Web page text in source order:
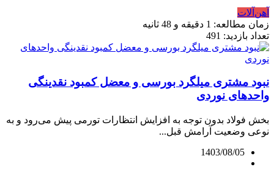
آهن‌آلات
زمان مطالعه: 1 دقیقه و 48 ثانیه
تعداد بازدید: 491
نبود مشتری میلگرد بورسی و معضل کمبود نقدینگی
واحدهای نوردی
بخش فولاد بدون توجه به افزایش انتظارات تورمی پیش می‌رود و به
نوعی وضعیت آرامش قبل...
1403/08/05